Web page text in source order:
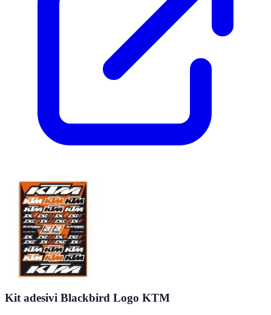
Kit adesivi Blackbird Logo KTM